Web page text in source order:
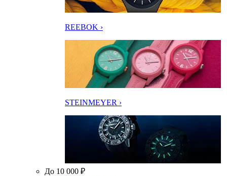
REEBOK ›
STEINMEYER ›
До 10 000 ₽